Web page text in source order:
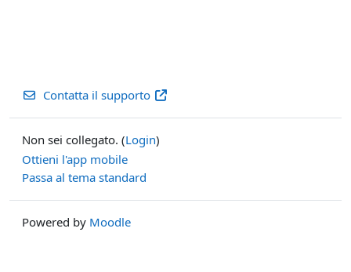
Contatta il supporto
Non sei collegato. (Login)
Ottieni l'app mobile
Passa al tema standard
Powered by Moodle